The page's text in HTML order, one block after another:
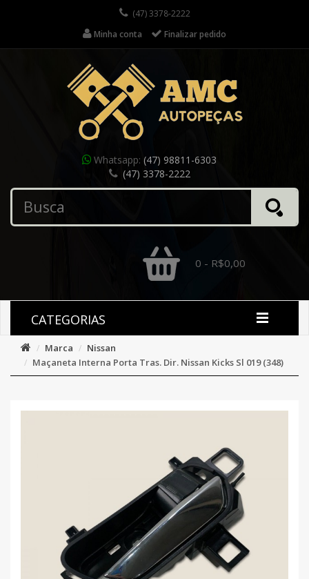
(47) 3378-2222
Minha conta
Finalizar pedido
Whatsapp: (47) 98811-6303
(47) 3378-2222
0 - R$0,00
CATEGORIAS
Marca
Nissan
Maçaneta Interna Porta Tras. Dir. Nissan Kicks Sl 019 (348)